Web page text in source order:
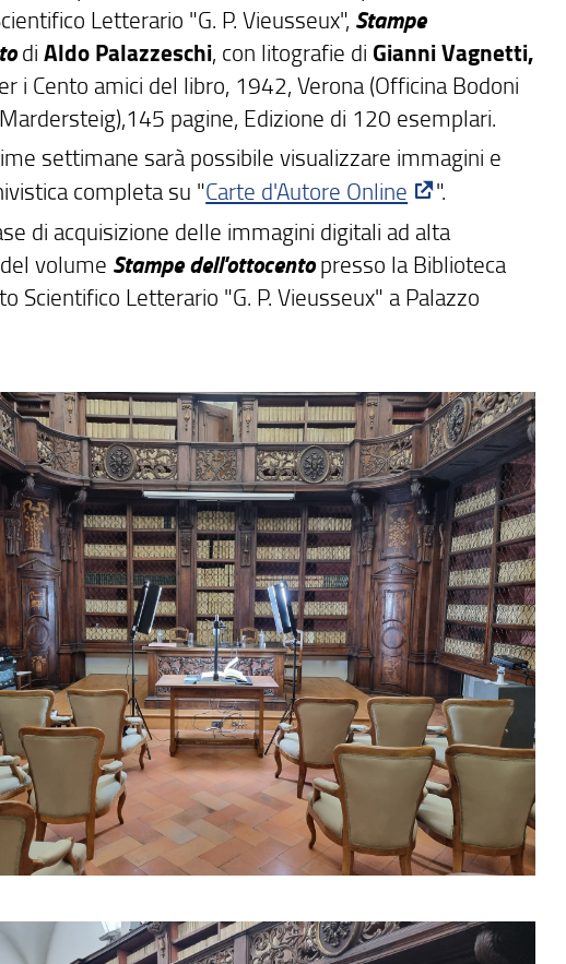
Letterario "G. P. Vieusseux", Stampe
diAldo Palazzeschi, con litografie di Gianni Vagnetti,
i Cento amici del libro, 1942, Verona (Officina Bodoni
pagine, Edizione di 120 esemplari.
settimane sarà possibile visualizzare immagini e
completa su "Carte d'Autore Online
".
di acquisizione delle immagini digitali ad alta
volume Stampe dell'ottocentopresso la Biblioteca
Scientifico Letterario "G. P. Vieusseux" a Palazzo